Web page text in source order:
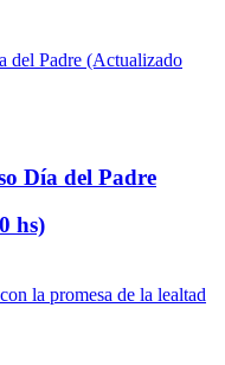
Día del Padre
hs)